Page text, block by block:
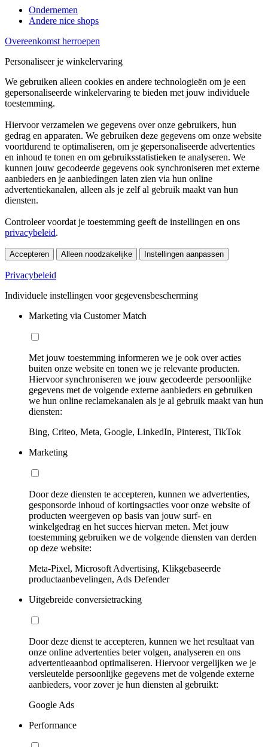
Ondernemen
Andere nice shops
Overeenkomst herroepen
Personaliseer je winkelervaring
We gebruiken alleen cookies en andere technologieën om je een
gepersonaliseerde winkelervaring te bieden met jouw individuele
toestemming.
Hiervoor verzamelen we gegevens over onze gebruikers, hun
gedrag en apparaten. We gebruiken deze gegevens om onze website
voortdurend te optimaliseren, om je gepersonaliseerde advertenties
en inhoud te tonen en om gebruiksstatistieken te analyseren. We
kunnen jouw gecodeerde gegevens ook synchroniseren met externe
aanbieders en je aanbiedingen laten zien via hun online
advertentiekanalen, alleen als je zelf al gebruik maakt van hun
diensten.
Controleer voordat je toestemming geeft de instellingen en ons
privacybeleid.
Accepteren Alleen noodzakelijke Instellingen aanpassen
Privacybeleid
Individuele instellingen voor gegevensbescherming
Marketing via Customer Match
Met jouw toestemming informeren we je ook over acties
buiten onze website en tonen we je relevante producten.
Hiervoor synchroniseren we jouw gecodeerde persoonlijke
gegevens met de volgende externe aanbieders en gebruiken
we hun online reclamekanalen als je al gebruik maakt van hun
diensten:
Bing, Criteo, Meta, Google, LinkedIn, Pinterest, TikTok
Marketing
Door deze diensten te accepteren, kunnen we advertenties,
gesponsorde inhoud of kortingsacties voor onze website of
producten weergeven op basis van jouw surf- en
winkelgedrag en het succes hiervan meten. Met jouw
toestemming gebruiken we de volgende diensten van derden
op deze website:
Meta-Pixel, Microsoft Advertising, Klikgebaseerde
productaanbevelingen, Ads Defender
Uitgebreide conversietracking
Door deze dienst te accepteren, kunnen we het resultaat van
onze online advertenties beter volgen, analyseren en ons
advertentieaanbod optimaliseren. Hiervoor vergelijken we je
versleutelde persoonlijke gegevens met de volgende externe
aanbieders, voor zover je hun diensten al gebruikt:
Google Ads
Performance